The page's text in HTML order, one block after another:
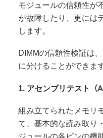
モジュールの信頼性が
が故障したり、更には
します。
DIMMの信頼性検証は
に分けることができま
1. アセンブリテスト
組み立てられたメモリ
て、基本的な読み取り